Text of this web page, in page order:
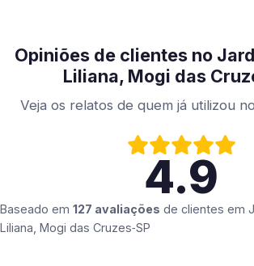
Opiniões de clientes no
Liliana, Mogi das
Veja os relatos de quem já utilizou
4.9
Baseado em 127 avaliações de clientes em
Liliana, Mogi das Cruzes‑SP